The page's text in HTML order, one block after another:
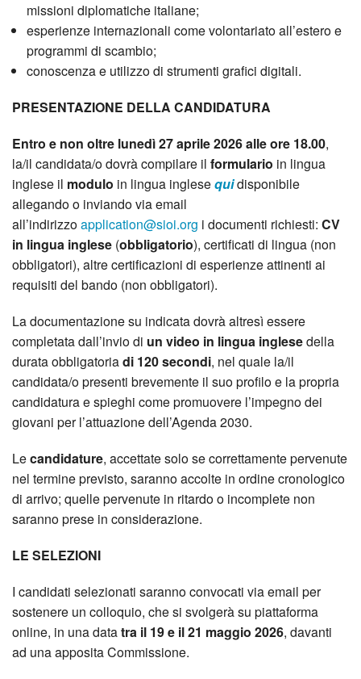
missioni diplomatiche italiane;
esperienze internazionali come volontariato all’estero e
programmi di scambio;
conoscenza e utilizzo di strumenti grafici digitali.
PRESENTAZIONE DELLA CANDIDATURA
Entro e non oltre lunedì 27 aprile 2026 alle ore 18.00,
la/il candidata/o dovrà compilare il formulario in lingua
inglese il modulo in lingua inglesequidisponibile
allegando o inviando via email
all’indirizzoapplication@sioi.org i documenti richiesti: CV
in lingua inglese (obbligatorio), certificati di lingua (non
obbligatori), altre certificazioni di esperienze attinenti ai
requisiti del bando (non obbligatori).
La documentazione su indicata dovrà altresì essere
completata dall’invio di un video in lingua inglesedella
durata obbligatoriadi 120 secondi, nel quale la/il
candidata/o presenti brevemente il suo profilo e la propria
candidatura e spieghi come promuovere l’impegno dei
giovani per l’attuazione dell’Agenda 2030.
Lecandidature, accettate solo se correttamente pervenute
nel termine previsto, saranno accolte in ordine cronologico
di arrivo; quelle pervenute in ritardo o incomplete non
saranno prese in considerazione.
LE SELEZIONI
I candidati selezionati saranno convocati via email per
sostenere un colloquio, che si svolgerà su piattaforma
online, in una datatra il 19 e il 21 maggio 2026, davanti
ad una apposita Commissione.